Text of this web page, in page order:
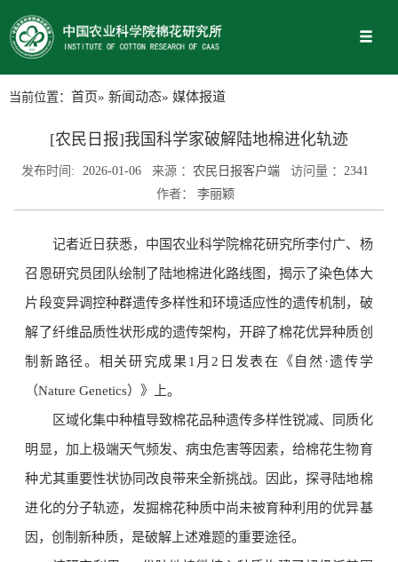
当前位置： 首页» 新闻动态» 媒体报道
[农民日报]我国科学家破解陆地棉进化轨迹
发布时间: 2026-01-06 来源 ： 农民日报客户端 访问量 ： 2341
作者：
李丽颖
记者近日获悉，中国农业科学院棉花研究所李付广、杨
召恩研究员团队绘制了陆地棉进化路线图，揭示了染色体大
片段变异调控种群遗传多样性和环境适应性的遗传机制，破
解了纤维品质性状形成的遗传架构，开辟了棉花优异种质创
制新路径。相关研究成果1月2日发表在《自然·遗传学
（Nature Genetics）》上。
区域化集中种植导致棉花品种遗传多样性锐减、同质化
明显，加上极端天气频发、病虫危害等因素，给棉花生物育
种尤其重要性状协同改良带来全新挑战。因此，探寻陆地棉
进化的分子轨迹，发掘棉花种质中尚未被育种利用的优异基
因，创制新种质，是破解上述难题的重要途径。